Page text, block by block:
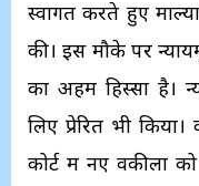
स्वागत करते हुए
की। इस मौके पर
का अहम हिस्सा है।
लिए प्रेरित भी
कोर्ट में नए वकीलों